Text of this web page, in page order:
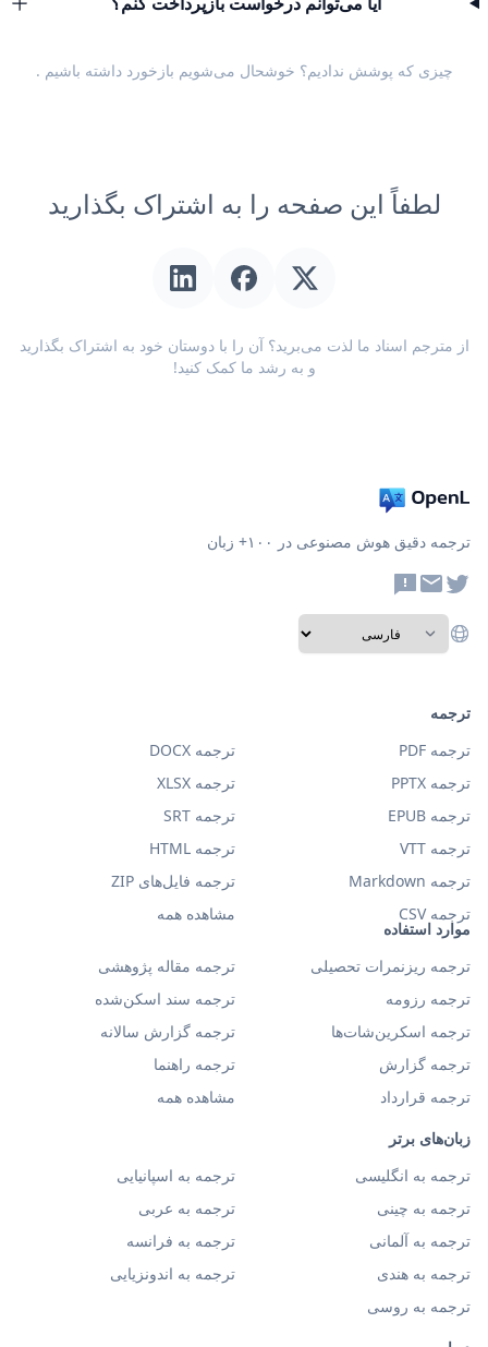
چیزی که پوشش ندادیم؟ خوشحال می‌شویم بازخورد داشته باشیم .
لطفاً این صفحه را به اشتراک بگذارید
از مترجم اسناد ما لذت می‌برید؟ آن را با دوستان خود به اشتراک بگذارید
و به رشد ما کمک کنید!
ترجمه دقیق هوش مصنوعی در ۱۰۰+ زبان
موارد استفاده
ترجمه ریزنمرات تحصیلی
ترجمه مقاله پژوهشی
ترجمه رزومه
ترجمه سند اسکن‌شده
ترجمه اسکرین‌شات‌ها
ترجمه گزارش سالانه
ترجمه گزارش
ترجمه راهنما
ترجمه قرارداد
مشاهده همه
زبان‌های برتر
ترجمه به انگلیسی
ترجمه به اسپانیایی
ترجمه به چینی
ترجمه به عربی
ترجمه به آلمانی
ترجمه به فرانسه
ترجمه به هندی
ترجمه به اندونزیایی
ترجمه به روسی
ترجمه
ترجمه PDF
ترجمه DOCX
ترجمه PPTX
ترجمه XLSX
ترجمه EPUB
ترجمه SRT
ترجمه VTT
ترجمه HTML
ترجمه Markdown
ترجمه فایل‌های ZIP
ترجمه CSV
مشاهده همه